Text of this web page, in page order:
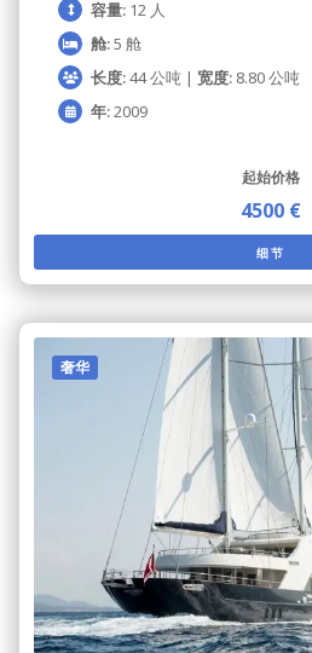
容量: 12 人
舱:5 舱
长度:44 公吨 | 宽度: 8.80 公吨
年:2009
起始价格
4500 €
细节
奢华